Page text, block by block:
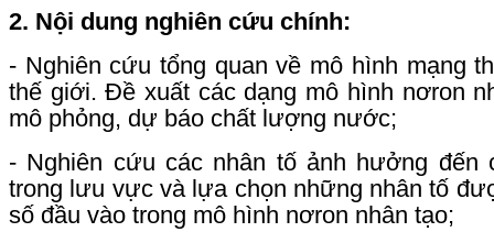
2. Nội dung nghiên cứu chính:
- Nghiên cứu tổng quan về mô hình mạng
thế giới. Đề xuất các dạng mô hình nơron
mô phỏng, dự báo chất lượng nước;
- Nghiên cứu các nhân tố ảnh hưởng đến
trong lưu vực và lựa chọn những nhân tố
số đầu vào trong mô hình nơron nhân tạo;